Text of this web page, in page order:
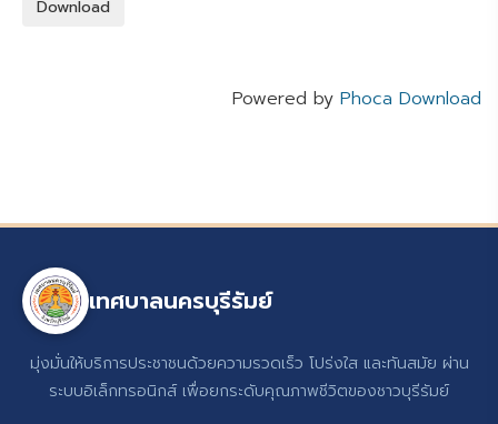
Powered by Phoca Download
เทศบาลนครบุรีรัมย์
มุ่งมั่นให้บริการประชาชนด้วยความรวดเร็ว โปร่งใส และทันสมัย ผ่าน
ระบบอิเล็กทรอนิกส์ เพื่อยกระดับคุณภาพชีวิตของชาวบุรีรัมย์